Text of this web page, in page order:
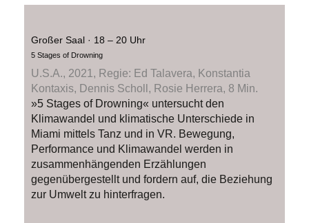
Großer Saal · 18 – 20 Uhr
5 Stages of Drowning
U.S.A., 2021, Regie: Ed Talavera, Konstantia
Kontaxis, Dennis Scholl, Rosie Herrera, 8 Min.
»5 Stages of Drowning« untersucht den
Klimawandel und klimatische Unterschiede in
Miami mittels Tanz und in VR. Bewegung,
Performance und Klimawandel werden in
zusammenhängenden Erzählungen
gegenübergestellt und fordern auf, die Beziehung
zur Umwelt zu hinterfragen.